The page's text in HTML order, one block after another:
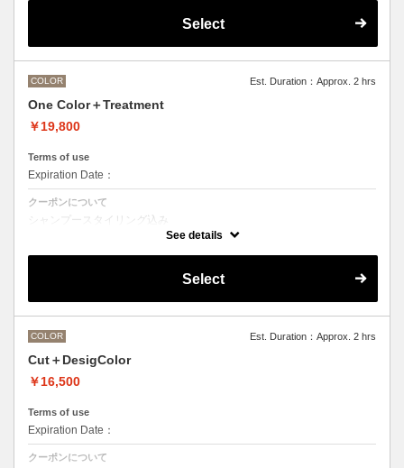
M ¥＋550 L¥＋1100 LL¥＋2200Select
COLOR Est. Duration：Approx. 2 hrs
One Color＋Treatment
￥19,800
Terms of use
Expiration Date：
クーポンについて
シャンプースタイリング込み
イクロバブルシャンプー込み
の方は別のメニューをご選択ください。
●髪の長さにより別途ロング料金を頂戴いたします。
See details
Select
COLOR Est. Duration：Approx. 2 hrs
Cut＋DesigColor
￥16,500
Terms of use
Expiration Date：
クーポンについて